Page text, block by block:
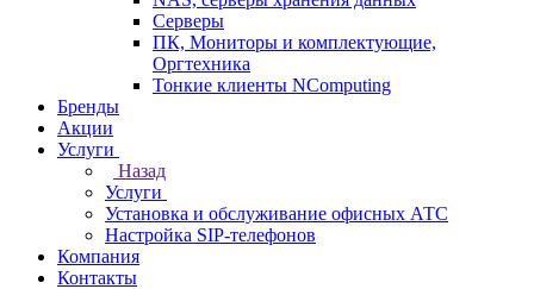
Серверы
ПК, Мониторы и комплектующие,
Оргтехника
Тонкие клиенты NComputing
Бренды
Акции
Услуги
Назад
Услуги
Установка и обслуживание офисных АТС
Настройка SIP-телефонов
Компания
Контакты